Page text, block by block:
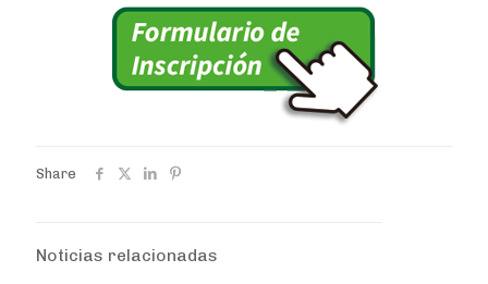
Share
Noticias relacionadas